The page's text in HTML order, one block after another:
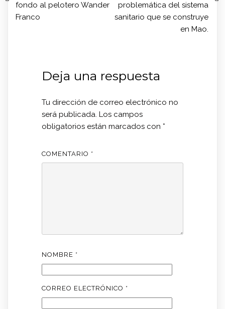
fondo al pelotero Wander
Franco
problemática del sistema
sanitario que se construye
en Mao.
Deja una respuesta
Tu dirección de correo electrónico no
será publicada. Los campos
obligatorios están marcados con *
COMENTARIO *
NOMBRE *
CORREO ELECTRÓNICO *